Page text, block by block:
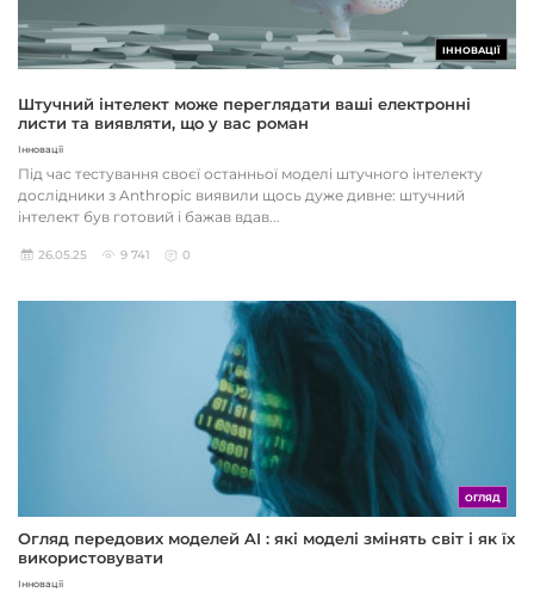
ІННОВАЦІЇ
Штучний інтелект може переглядати ваші електронні
листи та виявляти, що у вас роман
Інновації
Під час тестування своєї останньої моделі штучного інтелекту
дослідники з Anthropic виявили щось дуже дивне: штучний
інтелект був готовий і бажав вдав...
26.05.25 9 741 0
ОГЛЯД
Огляд передових моделей AI : які моделі змінять світ і як їх
використовувати
Інновації